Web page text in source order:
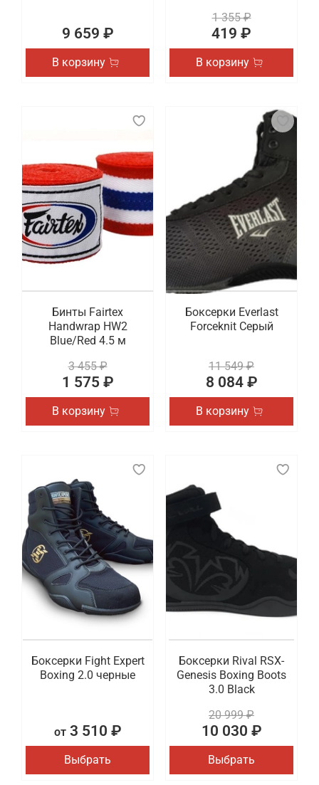
9 659 ₽
В корзину
1 355 ₽
419 ₽
В корзину
Бинты Fairtex
Handwrap HW2
Blue/Red 4.5 м
3 455 ₽
1 575 ₽
В корзину
Боксерки Everlast
Forceknit Серый
11 549 ₽
8 084 ₽
В корзину
Боксерки Fight Expert
Boxing 2.0 черные
от3 510 ₽
Выбрать
Боксерки Rival RSX-
Genesis Boxing Boots
3.0 Black
20 999 ₽
10 030 ₽
Выбрать